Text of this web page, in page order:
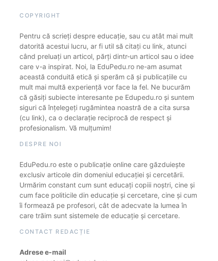
COPYRIGHT
Pentru că scrieți despre educație, sau cu atât mai mult
datorită acestui lucru, ar fi util să citați cu link, atunci
când preluați un articol, părți dintr-un articol sau o idee
care v-a inspirat. Noi, la EduPedu.ro ne-am asumat
această conduită etică și sperăm că și publicațiile cu
mult mai multă experiență vor face la fel. Ne bucurăm
că găsiți subiecte interesante pe Edupedu.ro și suntem
siguri că înțelegeți rugămintea noastră de a cita sursa
(cu link), ca o declarație reciprocă de respect și
profesionalism. Vă mulțumim!
DESPRE NOI
EduPedu.ro este o publicație online care găzduiește
exclusiv articole din domeniul educației și cercetării.
Urmărim constant cum sunt educați copiii noștri, cine și
cum face politicile din educație și cercetare, cine și cum
îi formează pe profesori, cât de adecvate la lumea în
care trăim sunt sistemele de educație și cercetare.
CONTACT REDACȚIE
Adrese e-mail